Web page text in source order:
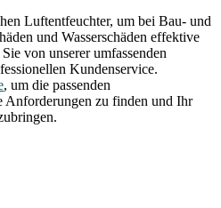
Luftentfeuchter, um bei Bau- und
und Wasserschäden effektive
von unserer umfassenden
Kundenservice.
, um die passenden
Anforderungen zu finden und Ihr